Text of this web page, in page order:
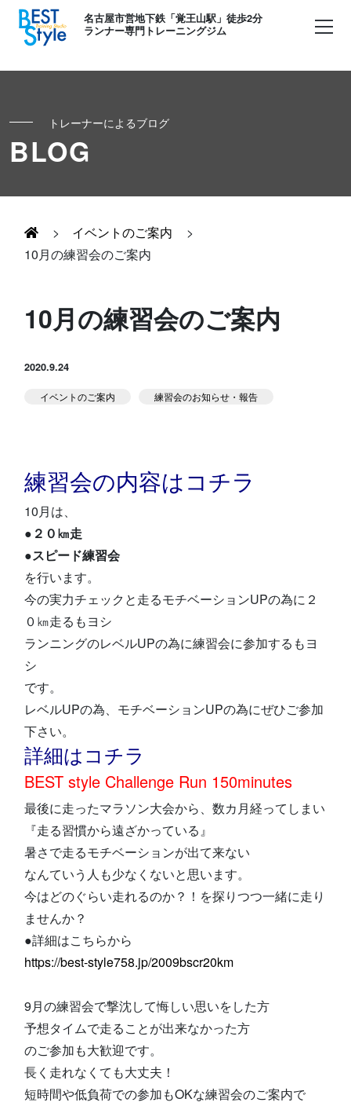
名古屋市営地下鉄「覚王山駅」徒歩2分
ランナー専門トレーニングジム
初めての方へ
お客様の声
Runner's パーソナル
キッズ・かけっこ
お知らせ
堀江のブログ
アクセス
体験予約する TELする
トレーナーによるブログ
BLOG
> イベントのご案内
>
10月の練習会のご案内
10月の練習会のご案内
2020.9.24
イベントのご案内 練習会のお知らせ・報告
練習会の内容はコチラ
10月は、
●２０㎞走
●スピード練習会
を行います。
今の実力チェックと走るモチベーションUPの為に２
０㎞走るもヨシ
ランニングのレベルUPの為に練習会に参加するもヨ
シ
です。
レベルUPの為、モチベーションUPの為にぜひご参加
下さい。
詳細はコチラ
BEST style Challenge Run 150minutes
最後に走ったマラソン大会から、数カ月経ってしまい
『走る習慣から遠ざかっている』
暑さで走るモチベーションが出て来ない
なんていう人も少なくないと思います。
今はどのぐらい走れるのか？！を探りつつ一緒に走り
ませんか？
●詳細はこちらから
https://best-style758.jp/2009bscr20km
9月の練習会で撃沈して悔しい思いをした方
予想タイムで走ることが出来なかった方
のご参加も大歓迎です。
長く走れなくても大丈夫！
短時間や低負荷での参加もOKな練習会のご案内で